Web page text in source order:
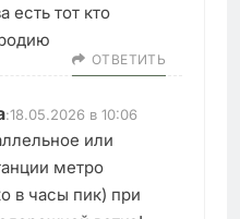
есть тот кто
ОТВЕТИТЬ
:18.05.2026 в 10:06
или
метро
в часы пик) при